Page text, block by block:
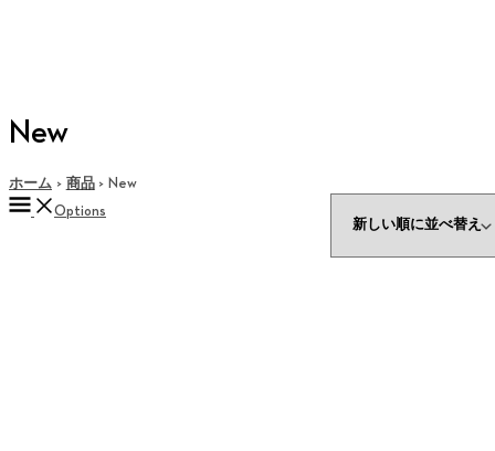
New
ホーム 商品
New
Options